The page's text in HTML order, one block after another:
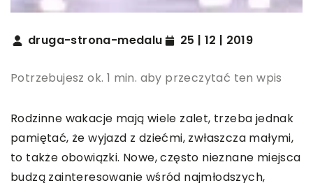
druga-strona-medalu 25 | 12 | 2019
Potrzebujesz ok. 1 min. aby przeczytać ten wpis
Rodzinne wakacje mają wiele zalet, trzeba jednak
pamiętać, że wyjazd z dziećmi, zwłaszcza małymi,
to także obowiązki. Nowe, często nieznane miejsca
budzą zainteresowanie wśród najmłodszych,